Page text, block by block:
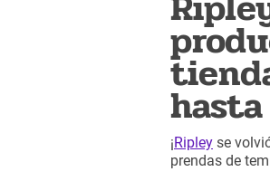
¡Ripley se
prendas de